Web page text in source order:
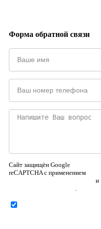
Форма обратной связи
Сайт защищён Google
reCAPTCHA с применением
и